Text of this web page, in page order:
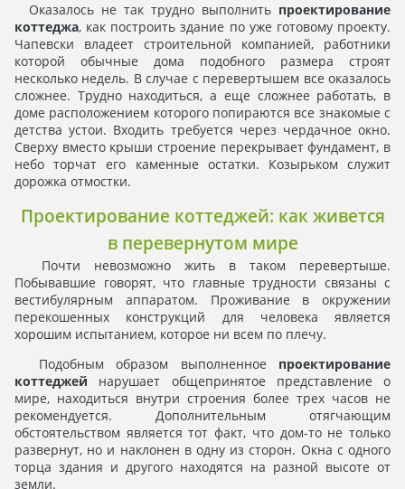
Оказалось не так трудно выполнить проектирование
коттеджа, как построить здание по уже готовому проекту.
Чапевски владеет строительной компанией, работники
которой обычные дома подобного размера строят
несколько недель. В случае с перевертышем все оказалось
сложнее. Трудно находиться, а еще сложнее работать, в
доме расположением которого попираются все знакомые с
детства устои. Входить требуется через чердачное окно.
Сверху вместо крыши строение перекрывает фундамент, в
небо торчат его каменные остатки. Козырьком служит
дорожка отмостки.
Проектирование коттеджей: как живется
в перевернутом мире
Почти невозможно жить в таком перевертыше.
Побывавшие говорят, что главные трудности связаны с
вестибулярным аппаратом. Проживание в окружении
перекошенных конструкций для человека является
хорошим испытанием, которое ни всем по плечу.
Подобным образом выполненное проектирование
коттеджей нарушает общепринятое представление о
мире, находиться внутри строения более трех часов не
рекомендуется. Дополнительным отягчающим
обстоятельством является тот факт, что дом-то не только
развернут, но и наклонен в одну из сторон. Окна с одного
торца здания и другого находятся на разной высоте от
земли.